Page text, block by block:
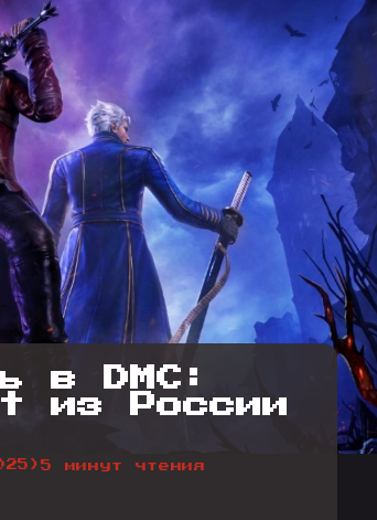
в DMC:
из России
5 минут чтения